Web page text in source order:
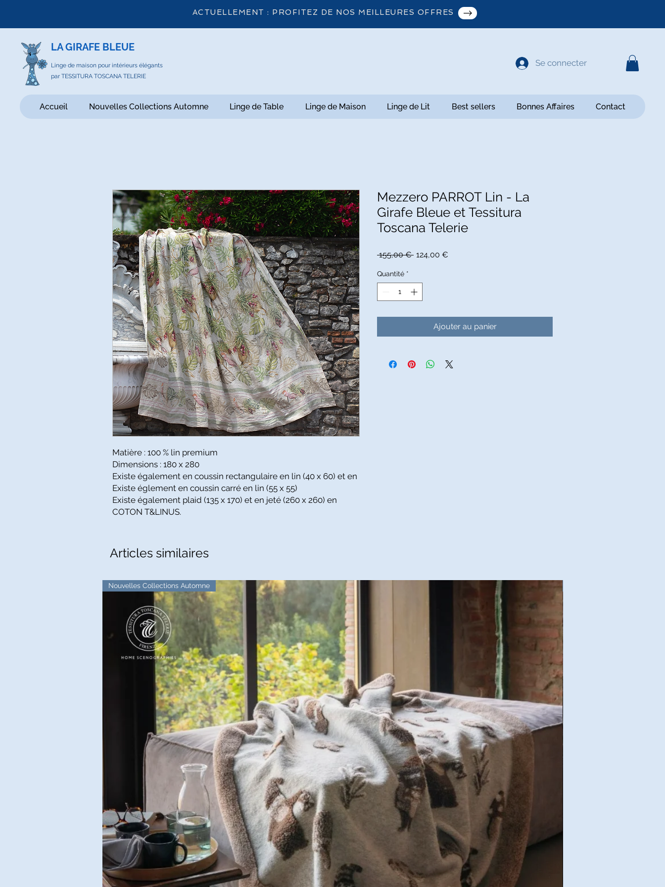
ACTUELLEMENT : PROFITEZ DE NOS MEILLEURES OFFRES
LA GIRAFE BLEUE
Linge de maison pour intérieurs élégants
par TESSITURA TOSCANA TELERIE
Se connecter
Accueil Nouvelles Collections Automne Linge de Table Linge de Maison Linge de Lit Best sellers Bonnes Affaires Contact
Matière : 100 % lin premium
Dimensions : 180 x 280
Existe également en coussin rectangulaire en lin (40 x 60) et en
Existe églement en coussin carré en lin (55 x 55)
Existe également plaid (135 x 170) et en jeté (260 x 260) en
COTON T&LINUS.
Mezzero PARROT Lin - La
Girafe Bleue et Tessitura
Toscana Telerie
155,00 € Prix
124,00 €
Quantité *
Ajouter au panier
Articles similaires
Nouvelles Collections Automne